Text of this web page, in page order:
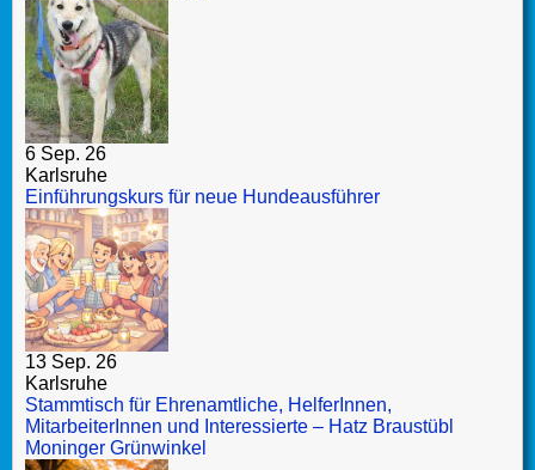
6 Sep. 26
Karlsruhe
Einführungskurs für neue Hundeausführer
13 Sep. 26
Karlsruhe
Stammtisch für Ehrenamtliche, HelferInnen,
MitarbeiterInnen und Interessierte – Hatz Braustübl
Moninger Grünwinkel